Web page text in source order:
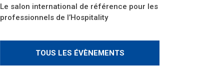
Le salon international de référence pour les
professionnels de l’Hospitality
TOUS LES ÉVÈNEMENTS